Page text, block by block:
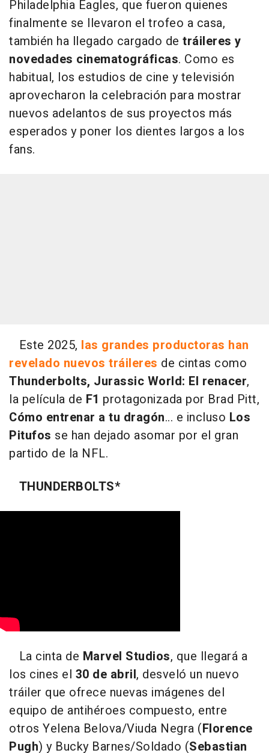
Philadelphia Eagles, que fueron quienes
finalmente se llevaron el trofeo a casa,
también ha llegado cargado de tráileres y
novedades cinematográficas. Como es
habitual, los estudios de cine y televisión
aprovecharon la celebración para mostrar
nuevos adelantos de sus proyectos más
esperados y poner los dientes largos a los
fans.
Este 2025, las grandes productoras han
revelado nuevos tráileres de cintas como
Thunderbolts, Jurassic World: El renacer,
la película de F1 protagonizada por Brad Pitt,
Cómo entrenar a tu dragón... e incluso Los
Pitufos se han dejado asomar por el gran
partido de la NFL.
THUNDERBOLTS*
La cinta de Marvel Studios, que llegará a
los cines el 30 de abril, desveló un nuevo
tráiler que ofrece nuevas imágenes del
equipo de antihéroes compuesto, entre
otros Yelena Belova/Viuda Negra (Florence
Pugh) y Bucky Barnes/Soldado (Sebastian